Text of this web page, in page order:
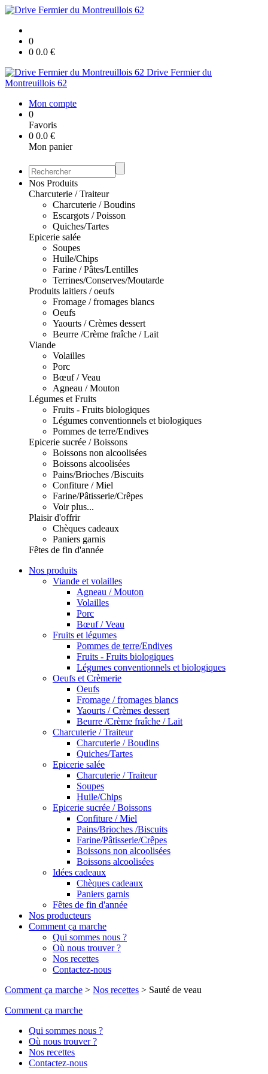
0
0 0.0 €
Drive Fermier du
Montreuillois 62
Mon compte
0
Favoris
0 0.0 €
Mon panier
Nos Produits
Charcuterie / Traiteur
Charcuterie / Boudins
Escargots / Poisson
Quiches/Tartes
Epicerie salée
Soupes
Huile/Chips
Farine / Pâtes/Lentilles
Terrines/Conserves/Moutarde
Produits laitiers / oeufs
Fromage / fromages blancs
Oeufs
Yaourts / Crèmes dessert
Beurre /Crème fraîche / Lait
Viande
Volailles
Porc
Bœuf / Veau
Agneau / Mouton
Légumes et Fruits
Fruits - Fruits biologiques
Légumes conventionnels et biologiques
Pommes de terre/Endives
Epicerie sucrée / Boissons
Boissons non alcoolisées
Boissons alcoolisées
Pains/Brioches /Biscuits
Confiture / Miel
Farine/Pâtisserie/Crêpes
Voir plus...
Plaisir d'offrir
Chèques cadeaux
Paniers garnis
Fêtes de fin d'année
Nos produits
Viande et volailles
Agneau / Mouton
Volailles
Porc
Bœuf / Veau
Fruits et légumes
Pommes de terre/Endives
Fruits - Fruits biologiques
Légumes conventionnels et biologiques
Oeufs et Crèmerie
Oeufs
Fromage / fromages blancs
Yaourts / Crèmes dessert
Beurre /Crème fraîche / Lait
Charcuterie / Traiteur
Charcuterie / Boudins
Quiches/Tartes
Epicerie salée
Charcuterie / Traiteur
Soupes
Huile/Chips
Epicerie sucrée / Boissons
Confiture / Miel
Pains/Brioches /Biscuits
Farine/Pâtisserie/Crêpes
Boissons non alcoolisées
Boissons alcoolisées
Idées cadeaux
Chèques cadeaux
Paniers garnis
Fêtes de fin d'année
Nos producteurs
Comment ça marche
Qui sommes nous ?
Où nous trouver ?
Nos recettes
Contactez-nous
Comment ça marche > Nos recettes > Sauté de veau
Comment ça marche
Qui sommes nous ?
Où nous trouver ?
Nos recettes
Contactez-nous